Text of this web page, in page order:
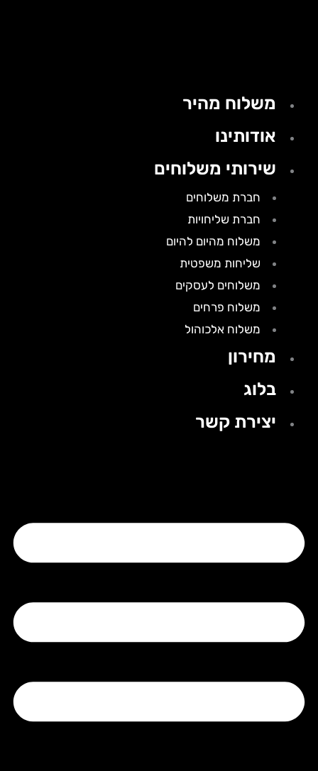
משלוח מהיר
אודותינו
שירותי משלוחים
חברת משלוחים
חברת שליחויות
משלוח מהיום להיום
שליחות משפטית
משלוחים לעסקים
משלוח פרחים
משלוח אלכוהול
מחירון
בלוג
יצירת קשר